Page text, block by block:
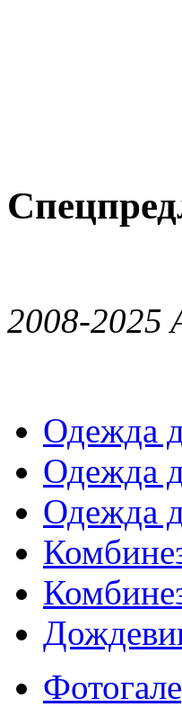
2008-2025
Одежда
Одежда
Одежда